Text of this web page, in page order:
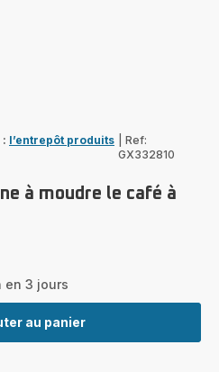
: l’entrepôt produits
Ref:
GX332810
à moudre le café à
en 3 jours
au panier